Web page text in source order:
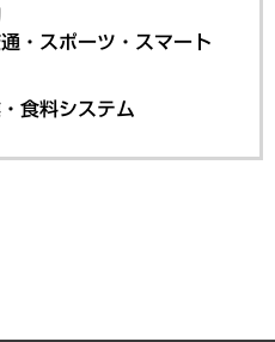
・スポーツ・スマート
食料システム